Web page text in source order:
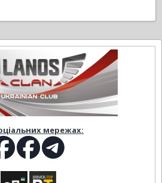
мережах: